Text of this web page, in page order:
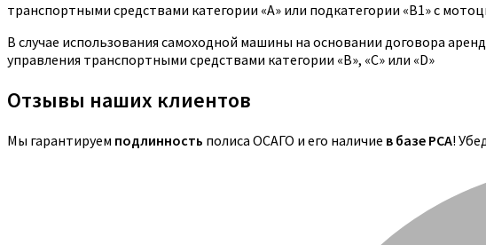
транспортными средствами категории «A» или подкатегории «B1» с
В случае использования самоходной машины на основании договора
управления транспортными средствами категории «B», «C» или «D»
Отзывы наших клиентов
Мы гарантируем подлинность полиса ОСАГО и его наличие в базе РСА!